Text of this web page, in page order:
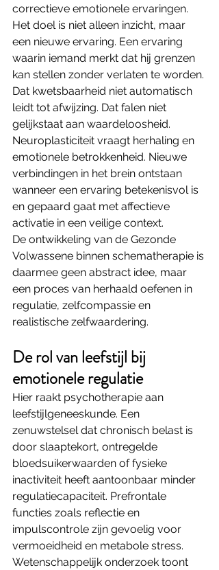
correctieve emotionele ervaringen.
Het doel is niet alleen inzicht, maar
een nieuwe ervaring. Een ervaring
waarin iemand merkt dat hij grenzen
kan stellen zonder verlaten te worden.
Dat kwetsbaarheid niet automatisch
leidt tot afwijzing. Dat falen niet
gelijkstaat aan waardeloosheid.
Neuroplasticiteit vraagt herhaling en
emotionele betrokkenheid. Nieuwe
verbindingen in het brein ontstaan
wanneer een ervaring betekenisvol is
en gepaard gaat met affectieve
activatie in een veilige context.
De ontwikkeling van de Gezonde
Volwassene binnen schematherapie is
daarmee geen abstract idee, maar
een proces van herhaald oefenen in
regulatie, zelfcompassie en
realistische zelfwaardering.
De rol van leefstijl bij
emotionele regulatie
Hier raakt psychotherapie aan
leefstijlgeneeskunde. Een
zenuwstelsel dat chronisch belast is
door slaaptekort, ontregelde
bloedsuikerwaarden of fysieke
inactiviteit heeft aantoonbaar minder
regulatiecapaciteit. Prefrontale
functies zoals reflectie en
impulscontrole zijn gevoelig voor
vermoeidheid en metabole stress.
Wetenschappelijk onderzoek toont